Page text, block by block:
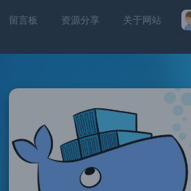
留言板 资源分享 关于网站